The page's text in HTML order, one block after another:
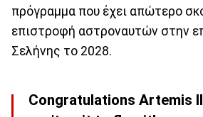
πρόγραμμα που έχει απώτερο
επιστροφή αστροναυτών στην
Σελήνης το 2028.
Congratulations Artemis